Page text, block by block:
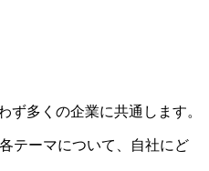
多くの企業に共通します。
テーマについて、自社にど